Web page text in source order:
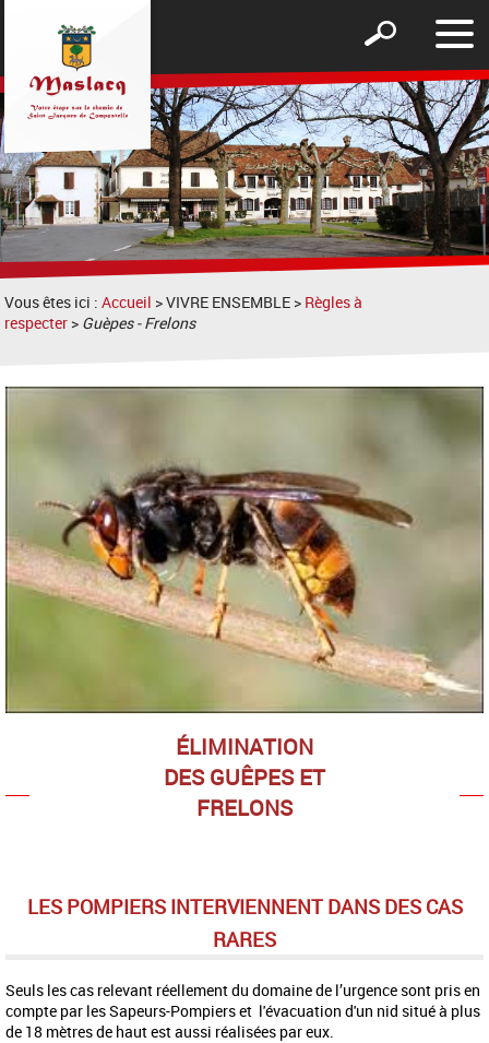
le
Afficher
formulaire
de
recherche
Vous êtes ici :Accueil > VIVRE ENSEMBLE > Règles à
respecter > Guèpes - Frelons
ÉLIMINATION
DES GUÊPES ET
FRELONS
LES POMPIERS INTERVIENNENT DANS DES CAS
RARES
Seuls les cas relevant réellement du domaine de l’urgence sont pris en
compte par les Sapeurs-Pompiers et l'évacuation d'un nid situé à plus
de 18 mètres de haut est aussi réalisées par eux.